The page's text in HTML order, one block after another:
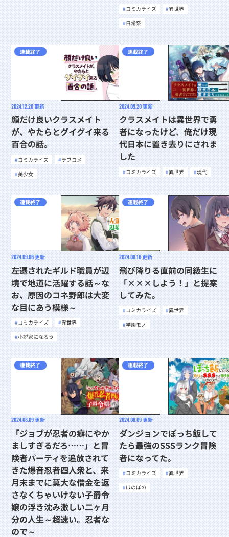
コミカライズ
異世界
日常系
連載終了
2024.12.20更新
顔だけ良いクラスメイト
が、やたらとグイグイ来る
百合の話。
コミカライズ
ラブコメ
美少女
連載終了
2024.09.20更新
クラスメイトは異世界で勇
者になったけど、俺だけ現
代日本に置き去りにされま
した
コミカライズ 異世界 現代
連載終了
2024.09.06更新
左遷されたギルド職員が辺
境で地道に活躍する話～な
お、原因のコネ野郎は大変
な目にあう模様～
コミカライズ
異世界
小説家になろう
連載終了
2024.08.16更新
飛び降りる直前の同級生に
「×××しよう！」と提案
してみた。
コミカライズ
異世界
学園モノ
連載終了
2024.08.09更新
「ジョブが忍者の癖にやか
ましすぎるだろ……」と冒
険者パーティを追放されて
きた爆音忍者四人衆と、来
月末までに莫大な借金を返
さなくちゃいけない子爵令
嬢の浮き沈み激しい二ヶ月
分の人生～超速い。忍者な
ので～
連載終了
2024.08.09更新
ダンジョンでぼっち飯して
たら最強のSSSランク冒険
者になってた。
コミカライズ
異世界
ほのぼの